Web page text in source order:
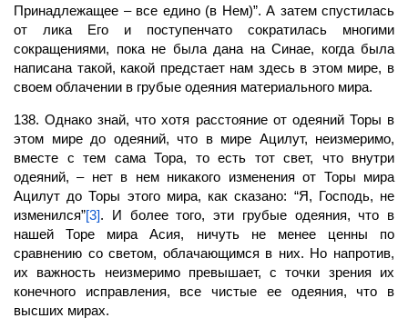
Принадлежащее – все едино (в Нем)”. А затем спустилась
от лика Его и поступенчато сократилась многими
сокращениями, пока не была дана на Синае, когда была
написана такой, какой предстает нам здесь в этом мире, в
своем облачении в грубые одеяния материального мира.
138. Однако знай, что хотя расстояние от одеяний Торы в
этом мире до одеяний, что в мире Ацилут, неизмеримо,
вместе с тем сама Тора, то есть тотсвет, что внутри
одеяний, – нет в нем никакого изменения от Торы мира
Ацилут до Торы этого мира, как сказано: “Я, Господь, не
изменился”[3]. И более того, эти грубые одеяния, что в
нашей Торе мира Асия, ничуть не менее ценны по
сравнению со светом, облачающимся в них. Но напротив,
их важность неизмеримо превышает, с точки зрения их
конечного исправления, все чистые ее одеяния, что в
высших мирах.